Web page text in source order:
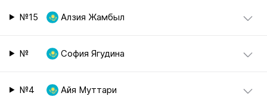
№15 Алзия Жамбыл
№ София Ягудина
№4 Айя Муттари